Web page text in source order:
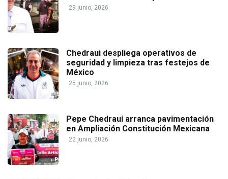
29 junio, 2026
Chedraui despliega operativos de
seguridad y limpieza tras festejos de
México
25 junio, 2026
Pepe Chedraui arranca pavimentación
en Ampliación Constitución Mexicana
22 junio, 2026